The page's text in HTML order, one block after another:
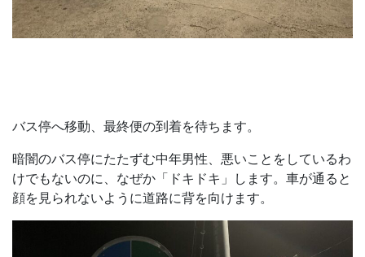
バス停へ移動、最終便の到着を待ちます。
暗闇のバス停にたたずむ中年男性、悪いことをしているわ
けでもないのに、なぜか「ドキドキ」します。車が通ると
顔を見られないように道路に背を向けます。